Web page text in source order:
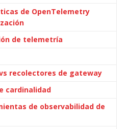
de OpenTelemetry
de telemetría
recolectores de gateway
cardinalidad
de observabilidad de